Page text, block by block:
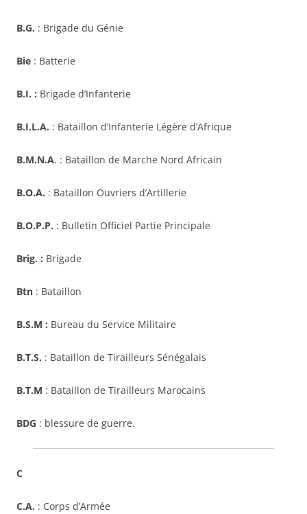
B.G. : Brigade du Génie
Bie : Batterie
B.I. : Brigade d’Infanterie
B.I.L.A. : Bataillon d’Infanterie Légère d’Afrique
B.M.N.A. : Bataillon de Marche Nord Africain
B.O.A. : Bataillon Ouvriers d’Artillerie
B.O.P.P. : Bulletin Officiel Partie Principale
Brig. : Brigade
Btn : Bataillon
B.S.M : Bureau du Service Militaire
B.T.S. : Bataillon de Tirailleurs Sénégalais
B.T.M : Bataillon de Tirailleurs Marocains
BDG : blessure de guerre.
C
C.A. : Corps d’Armée